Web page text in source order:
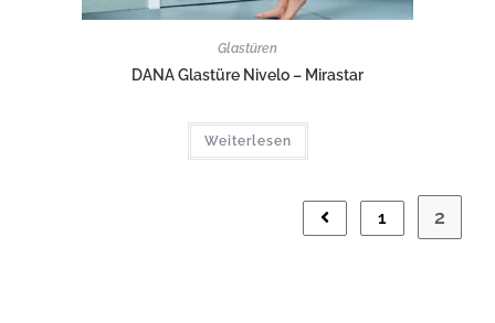
Glastüren
DANA Glastüre Nivelo – Mirastar
Weiterlesen
1 2